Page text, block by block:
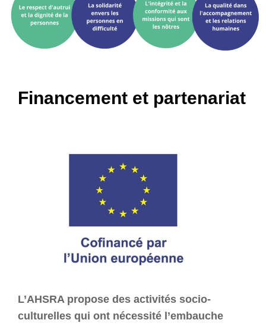
Financement et partenariat
L’AHSRA propose des activités socio-
culturelles qui ont nécessité l’embauche